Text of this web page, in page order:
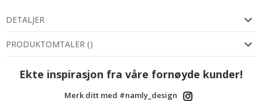
DETALJER
PRODUKTOMTALER ()
Ekte inspirasjon fra våre fornøyde kunder!
Merk ditt med #namly_design